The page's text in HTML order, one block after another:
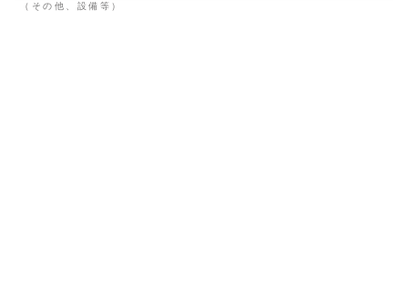
（その他、設備等）